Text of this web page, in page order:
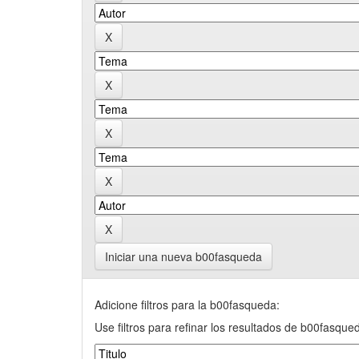
Iniciar una nueva b00fasqueda
Adicione filtros para la b00fasqueda:
Use filtros para refinar los resultados de